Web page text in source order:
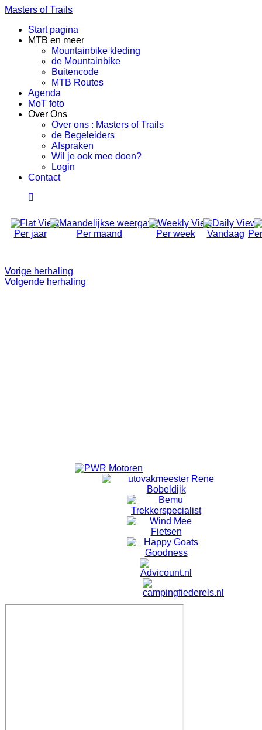
Masters of Trails
Start pagina
MTB en meer
Mountainbike kleding
de Mountainbike
Buitencode
MTB Routes
Agenda
MoT foto
Over Ons
Over ons : Masters of Trails
de Begeleiders
Afspraken
Wil je ook mee doen?
Login
Contact
Per jaar Per maand Per week Vandaag
Vorige herhaling
Volgende herhaling